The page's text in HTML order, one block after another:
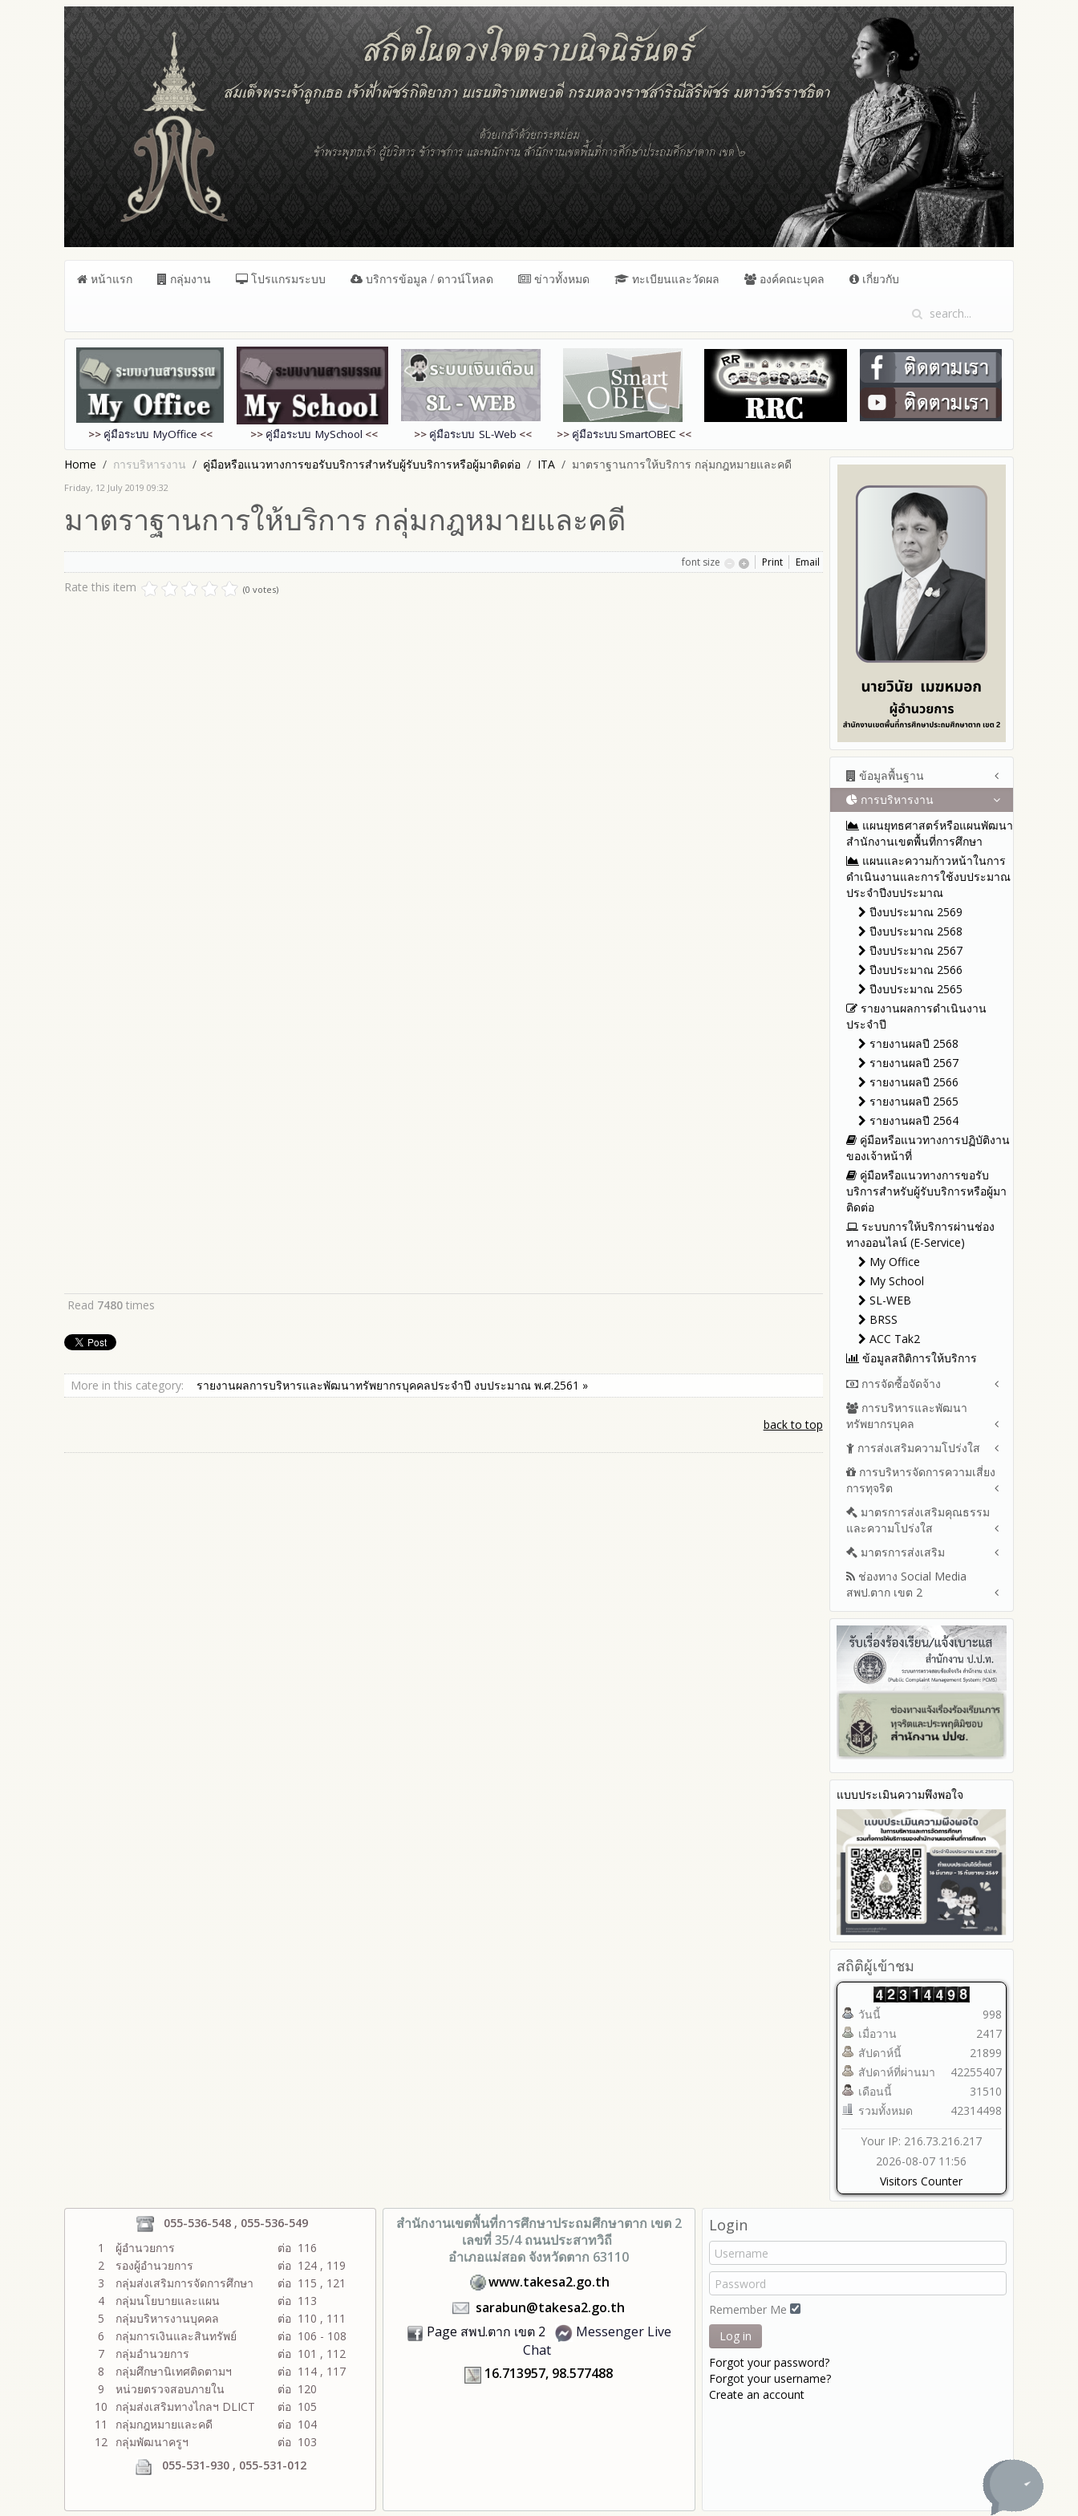
หน้าแรก กลุ่มงาน โปรแกรมระบบ บริการข้อมูล / ดาวน์โหลด ข่าวทั้งหมด ทะเบียนและวัดผล องค์คณะบุคล เกี่ยวกับ
>> คู่มือระบบ MyOffice << >> คู่มือระบบ MySchool << >> คู่มือระบบ SL-Web << >> คู่มือระบบSmartOBEC <<
Home การบริหารงาน คู่มือหรือแนวทางการขอรับบริการสำหรับผู้รับบริการหรือผู้มาติดต่อ ITA มาตราฐานการให้บริการ กลุ่มกฎหมายและคดี
Friday, 12 July 2019 09:32
มาตราฐานการให้บริการ กลุ่มกฎหมายและคดี
font size Print Email
Rate this item (0 votes)
Read 7480 times
More in this category: รายงานผลการบริหารและพัฒนาทรัพยากรบุคคลประจำปี งบประมาณ พ.ศ.2561 »
back to top
ข้อมูลพื้นฐาน
โครงสร้าง หน้าที่และอำนาจ
ข้อมูลผู้บริหาร
ข้อมูลการติดต่อและ ช่อง
ทางการสอบถาม
ระเบียบ / กฎหมายที่เกี่ยวข้อง
นโยบายคุ้มครองข้อมูลส่วน
บุคคล
ข่าวประชาสัมพันธ์
ข่าวสารพัฒนาสำนักงาน
เกี่ยวข้องกับแนวทางส่งเสริมความ
โปร่งใส
การบริหารงาน
แผนยุทธศาสตร์หรือแผนพัฒนา
สำนักงานเขตพื้นที่การศึกษา
แผนและความก้าวหน้าในการ
ดำเนินงานและการใช้งบประมาณ
ประจำปีงบประมาณ
ปีงบประมาณ 2569
ปีงบประมาณ 2568
ปีงบประมาณ 2567
ปีงบประมาณ 2566
ปีงบประมาณ 2565
รายงานผลการดำเนินงาน
ประจำปี
รายงานผลปี 2568
รายงานผลปี 2567
รายงานผลปี 2566
รายงานผลปี 2565
รายงานผลปี 2564
คู่มือหรือแนวทางการปฏิบัติงาน
ของเจ้าหน้าที่
คู่มือหรือแนวทางการขอรับ
บริการสำหรับผู้รับบริการหรือผู้มา
ติดต่อ
ระบบการให้บริการผ่านช่อง
ทางออนไลน์ (E-Service)
My Office
My School
SL-WEB
BRSS
ACC Tak2
ข้อมูลสถิติการให้บริการ
การจัดซื้อจัดจ้าง
สรุปผลการจัดซื้อจัดจ้างหรือการ
จัดหาพัสดุรายเดือน ประจำ
ปีงบประมาณ พ.ศ.2569 (แบบ
สขร.1)
รายงานสรุปผลการจัดซื้อจัดจ้าง
หรือการจัดหาพัสดุของสำนักงาน
เขตพื้นที่การศึกษา ประจำ
ปีงบประมาณ พ.ศ. 2568
การบริหารและพัฒนา
ทรัพยากรบุคล
หลักเกณฑ์และแผนการบริหาร
และพัฒนาทรัพยากรบุคลล ประจำ
ปีงบประมาณ พ.ศ.2569
พัฒนาทรัพยากรบุคคลประจำ
ปีงบประมาณ
ประมวลจริยธรรมและการขับ
เคลื่อนจริยธรรม
การส่งเสริมความโปร่งใส
แนวปฏิบัติการจัดการเรื่องร้อง
เรียนการทุจริตและประพฤติมิชอบ
ช่องทางแจ้งเรื่องร้องเรียนการ
ทุจริตและประพฤติมิชอบ
ข้อมูลสถิติเรื่องร้องเรียนการ
ทุจริตและประพฤติมิชอบ ประจำ
ปีงบประมาณ
การเปิดโอกาสให้มีส่วนร่วมใน
การดำเนินงานปีงบประมาณ
การบริหารจัดการความเสี่ยง
การทุจริต
การขับเคลื่อนนโยบาย No Gift
Policy จากการปฏิบัติหน้าที่ และ
การเสริมสร้างความรู้เกี่ยวกับหลัก
เกณฑ์การรับ ทรัพย์สินหรือประ
โปยชน์อื่นใดโดยธรรมจรรยาของ
เจ้าพนักงานของรัฐ
การประเมินความเสี่ยง ใน
สำนักงานเขตพื้นที่การศึกษา
ประจำปีงบประมาณ
รายงานผลการดำเนินการตาม
แผนบริหารจัดการความเสี่ยงการ
ทุจริตของสำนักงานเขตพื้นที่การ
ศึกษา ประจำงบประมาณ
มาตรการส่งเสริมคุณธรรม
และความโปร่งใส
แผนปฏิบัติการป้องกันการทุจริต
ประจำปีงบประมาณ
2569
2568
2567
2566
2565
2564
รายงานผลการดำเนินการ
ป้องกันการทุจริตประจำปี
2568
2567
2566
2565
2564
2563
รายงานการกำกับติดตาม
มาตรการส่งเสริมคุณธรรมและ
ความโปร่งใสภายใน สพท.
การนำผลการประเมิน ITA ไปสู่
การพัฒนาองค์กร
รายงานผลการดำเนินการเพื่อ
ส่งเสริมคุณธรรมและความ
โปร่งใสภายใน สพท. ประจำ
ปีงบประมาณ
มาตรการส่งเสริม
มาตรการเผยแพร่ข้อมูลต่อ
สาธารณะ
มาตรการส่งเสริมความโปร่งใสใน
การจัดซื้อจัดจ้าง
มาตราการจัดการเรื่องร้องเรียน
การทุจริต
มาตรการป้องกันการรับสินบน
มาตรการป้องกันการขัดกัน
ระหว่างผลประโยชน์ส่วนตนกับ
ส่วนรวม
มาตรการตรวจสอบการใช้ดุลพินิจ
มาตราการให้ผู้มีส่วนได้ส่วนเสียมี
ส่วนร่วม
ช่องทาง Social Media
สพป.ตาก เขต 2
Q&A / ชมเชย / เสนอแนะ
Facebook เพจ สพป.ตาก 2
Youtube ช่อง สพป.ตาก เขต 2
Youtube เรื่องเล่าข่าวตาก 2
แบบประเมินความพึงพอใจ
สถิติผู้เข้าชม
วันนี้
เมื่อวาน
สัปดาห์นี้
สัปดาห์ที่ผ่านมา
เดือนนี้
รวมทั้งหมด
998
2417
21899
42255407
31510
42314498
Your IP: 216.73.216.217
2026-08-07 11:56
Visitors Counter
055-536-548 , 055-536-549
1
ผู้อำนวยการ
ต่อ 116
2
รองผู้อำนวยการ
ต่อ 124 , 119
3
กลุ่มส่งเสริมการจัดการศึกษา
ต่อ 115 , 121
4
กลุ่มนโยบายและแผน
ต่อ 113
5
กลุ่มบริหารงานบุคคล
ต่อ 110 , 111
6
กลุ่มการเงินและสินทรัพย์
ต่อ 106 - 108
7
กลุ่มอำนวยการ
ต่อ 101 , 112
8
กลุ่มศึกษานิเทศติดตามฯ
ต่อ 114 , 117
9
หน่วยตรวจสอบภายใน
ต่อ 120
10
กลุ่มส่งเสริมทางไกลฯ DLICT
ต่อ 105
11
กลุ่มกฎหมายและคดี
ต่อ 104
12 กลุ่มพัฒนาครูฯ
ต่อ 103
055-531-930 , 055-531-012
สำนักงานเขตพื้นที่การศึกษาประถมศึกษาตาก เขต 2
เลขที่ 35/4 ถนนประสาทวิถี
อำเภอแม่สอด จังหวัดตาก 63110
www.takesa2.go.th
sarabun@takesa2.go.th
Page สพป.ตาก เขต 2
Messenger Live
Chat
16.713957, 98.577488
Login
Remember Me
Log in
Forgot your password?
Forgot your username?
Create an account